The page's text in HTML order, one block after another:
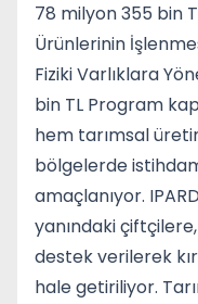
78 milyon 355 bin
Ürünlerinin
Fiziki Varlıklara
bin TL Program
hem tarımsal
bölgelerde
amaçlanıyor.
yanındaki
destek verilerek
hale getiriliyor.